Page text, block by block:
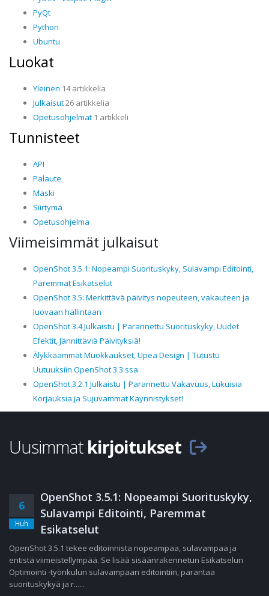
PyQt
Python
Ubuntu
Luokat
Yleinen 14 artikkelia
Julkaisut26 artikkelia
Opetusohjelmat 1 artikkeli
Tunnisteet
API
Palaute
Maski
Siirtymä
Opetusohjelma
Viimeisimmät julkaisut
OpenShot 3.5.1: Nopeampi Suorituskyky, Sulavampi Editointi,
Paremmat Esikatselut
OpenShot 3.5: Merkittävä päivitys nopeuteen, vakauteen ja
luovaan hallintaan
OpenShot 3.4 Julkaistu | Parannettu Suorituskyky, Uudet
Efektit, Jännittäviä Päivityksiä!
Älykkäämmät Muokkaukset, Upea Design | Tutustu
Uutuuksiin OpenShot 3.3:ssa
OpenShot 3.2.1 Julkaistu | Parannettu Vakavuus, Lukuisia
Korjauksia ja Sujuvammat Käynnistykset!
Uusimmat kirjoitukset
6
Huh
OpenShot 3.5.1: Nopeampi Suorituskyky,
Sulavampi Editointi, Paremmat
Esikatselut
OpenShot 3.5.1 tekee editoinnista nopeampaa, sulavampaa ja
entistä viimeistellympää. Se lisää sisäänrakennetun Esikatselun
Optimointi -työnkulun sulavampaan editointiin, parantaa
suorituskykyä ja r......